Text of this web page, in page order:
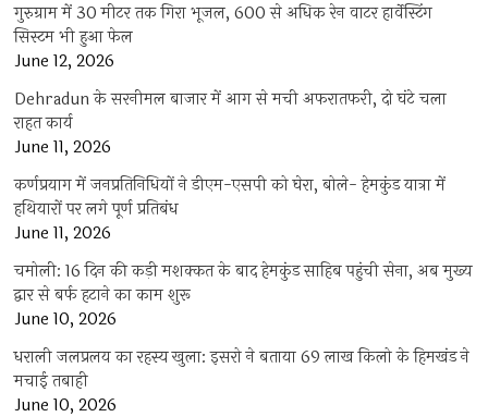
गुरुग्राम में 30 मीटर तक गिरा भूजल, 600 से अधिक रेन वाटर हार्वेस्टिंग
सिस्टम भी हुआ फेल
June 12, 2026
Dehradun के सरनीमल बाजार में आग से मची अफरातफरी, दो घंटे चला
राहत कार्य
June 11, 2026
कर्णप्रयाग में जनप्रतिनिधियों ने डीएम-एसपी को घेरा, बोले- हेमकुंड यात्रा में
हथियारों पर लगे पूर्ण प्रतिबंध
June 11, 2026
चमोली: 16 दिन की कड़ी मशक्कत के बाद हेमकुंड साहिब पहुंची सेना, अब मुख्य
द्वार से बर्फ हटाने का काम शुरू
June 10, 2026
धराली जलप्रलय का रहस्य खुला: इसरो ने बताया 69 लाख किलो के हिमखंड ने
मचाई तबाही
June 10, 2026